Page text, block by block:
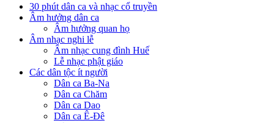
30 phút dân ca và nhạc cổ truyền
Âm hưởng dân ca
Âm hưởng quan họ
Âm nhạc nghi lễ
Âm nhạc cung đình Huế
Lễ nhạc phật giáo
Các dân tộc ít người
Dân ca Ba-Na
Dân ca Chăm
Dân ca Dao
Dân ca Ê-Đê